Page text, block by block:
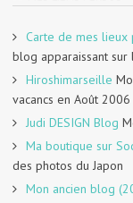
Carte de mes lieux
blog apparaissant sur
Hiroshimarseille
vacancs en Août 2006
Judi DESIGN Blog
Ma boutique sur
des photos du Japon
Mon ancien blog